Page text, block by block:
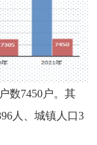
数7450户。其
人、城镇人口3